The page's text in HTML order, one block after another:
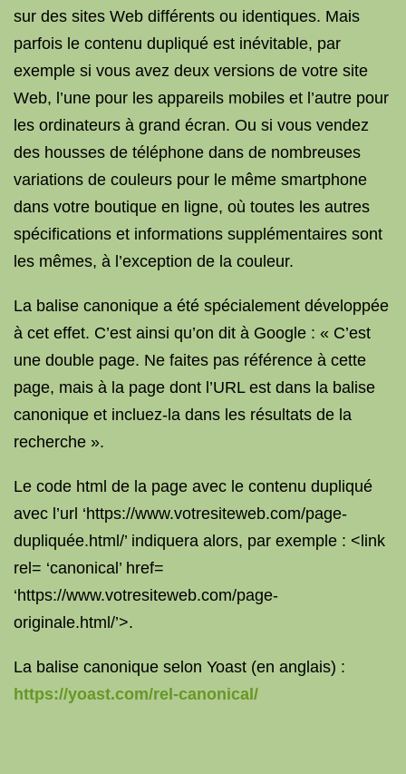
sur des sites Web différents ou identiques. Mais
parfois le contenu dupliqué est inévitable, par
exemple si vous avez deux versions de votre site
Web, l’une pour les appareils mobiles et l’autre pour
les ordinateurs à grand écran. Ou si vous vendez
des housses de téléphone dans de nombreuses
variations de couleurs pour le même smartphone
dans votre boutique en ligne, où toutes les autres
spécifications et informations supplémentaires sont
les mêmes, à l’exception de la couleur.
La balise canonique a été spécialement développée
à cet effet. C’est ainsi qu’on dit à Google : « C’est
une double page. Ne faites pas référence à cette
page, mais à la page dont l’URL est dans la balise
canonique et incluez-la dans les résultats de la
recherche ».
Le code html de la page avec le contenu dupliqué
avec l’url ‘https://www.votresiteweb.com/page-
dupliquée.html/’ indiquera alors, par exemple : <link
rel= ‘canonical’ href=
‘https://www.votresiteweb.com/page-
originale.html/’>.
La balise canonique selon Yoast (en anglais) :
https://yoast.com/rel-canonical/